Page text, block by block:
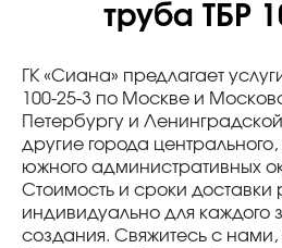
труба ТБР
ГК «Сиана» предлагает
100-25-3 по Москве и
Петербургу и
другие города
южного административных
Стоимость и сроки доставки
индивидуально для каждого
создания. Свяжитесь с нами,